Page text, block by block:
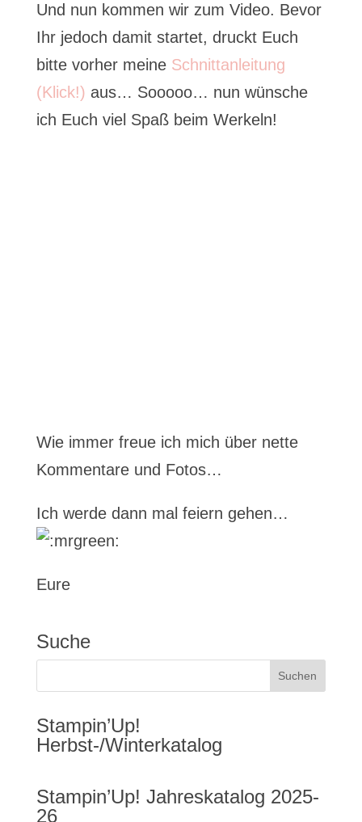
Und nun kommen wir zum Video. Bevor
Ihr jedoch damit startet, druckt Euch
bitte vorher meine Schnittanleitung
(Klick!) aus… Sooooo… nun wünsche
ich Euch viel Spaß beim Werkeln!
Wie immer freue ich mich über nette
Kommentare und Fotos…
Ich werde dann mal feiern gehen…
Eure
Suche
Stampin’Up!
Herbst-/Winterkatalog
Stampin’Up! Jahreskatalog 2025-
26